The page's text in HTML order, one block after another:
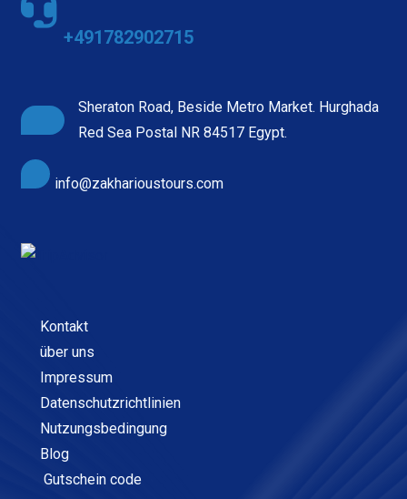
+491782902715
Sheraton Road, Beside Metro Market. Hurghada
Red Sea Postal NR 84517 Egypt.
info@zakharioustours.com
Kontakt
über uns
Impressum
Datenschutzrichtlinien
Nutzungsbedingung
Blog
Gutschein code